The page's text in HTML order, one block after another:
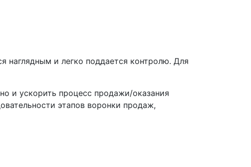
наглядным и легко поддается контролю. Для
и ускорить процесс продажи/оказания
этапов воронки продаж,